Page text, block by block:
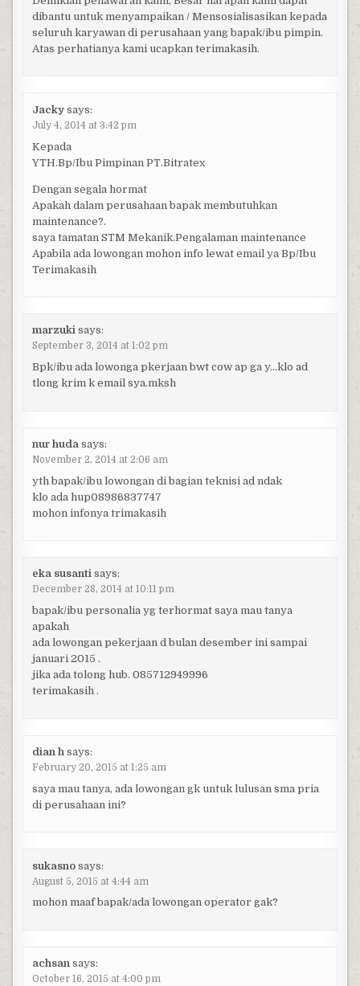
dibantu untuk menyampaikan / Mensosialisasikan kepada
seluruh karyawan di perusahaan yang bapak/ibu pimpin.
Atas perhatianya kami ucapkan terimakasih.
Jacky says:
July 4, 2014 at 3:42 pm
Kepada
YTH.Bp/Ibu Pimpinan PT.Bitratex
Dengan segala hormat
Apakah dalam perusahaan bapak membutuhkan
maintenance?.
saya tamatan STM Mekanik.Pengalaman maintenance
Apabila ada lowongan mohon info lewat email ya Bp/Ibu
Terimakasih
marzuki says:
September 3, 2014 at 1:02 pm
Bpk/ibu ada lowonga pkerjaan bwt cow ap ga y…klo ad
tlong krim k email sya.mksh
nur huda says:
November 2, 2014 at 2:06 am
yth bapak/ibu lowongan di bagian teknisi ad ndak
klo ada hup08986837747
mohon infonya trimakasih
eka susanti says:
December 28, 2014 at 10:11 pm
bapak/ibu personalia yg terhormat saya mau tanya
apakah
ada lowongan pekerjaan d bulan desember ini sampai
januari 2015 .
jika ada tolong hub. 085712949996
terimakasih .
dian h says:
February 20, 2015 at 1:25 am
saya mau tanya, ada lowongan gk untuk lulusan sma pria
di perusahaan ini?
sukasno says:
August 5, 2015 at 4:44 am
mohon maaf bapak/ada lowongan operator gak?
achsan says:
October 16, 2015 at 4:00 pm